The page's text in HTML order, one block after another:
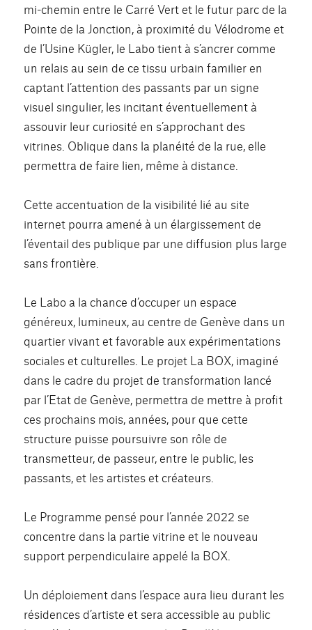
mi-chemin entre le Carré Vert et le futur parc de la
Pointe de la Jonction, à proximité du Vélodrome et
de l’Usine Kügler, le Labo tient à s’ancrer comme
un relais au sein de ce tissu urbain familier en
captant l’attention des passants par un signe
visuel singulier, les incitant éventuellement à
assouvir leur curiosité en s’approchant des
vitrines. Oblique dans la planéité de la rue, elle
permettra de faire lien, même à distance.
Cette accentuation de la visibilité lié au site
internet pourra amené à un élargissement de
l’éventail des publique par une diffusion plus large
sans frontière.
Le Labo a la chance d’occuper un espace
généreux, lumineux, au centre de Genève dans un
quartier vivant et favorable aux expérimentations
sociales et culturelles. Le projet La BOX, imaginé
dans le cadre du projet de transformation lancé
par l’Etat de Genève, permettra de mettre à profit
ces prochains mois, années, pour que cette
structure puisse poursuivre son rôle de
transmetteur, de passeur, entre le public, les
passants, et les artistes et créateurs.
Le Programme pensé pour l’année 2022 se
concentre dans la partie vitrine et le nouveau
support perpendiculaire appelé la BOX.
Un déploiement dans l’espace aura lieu durant les
résidences d’artiste et sera accessible au public